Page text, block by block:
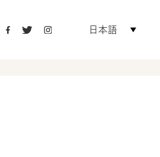
日本語